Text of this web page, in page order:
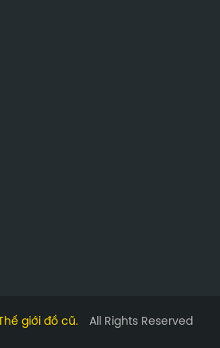
Thế giới đồ cũ. All Rights Reserved